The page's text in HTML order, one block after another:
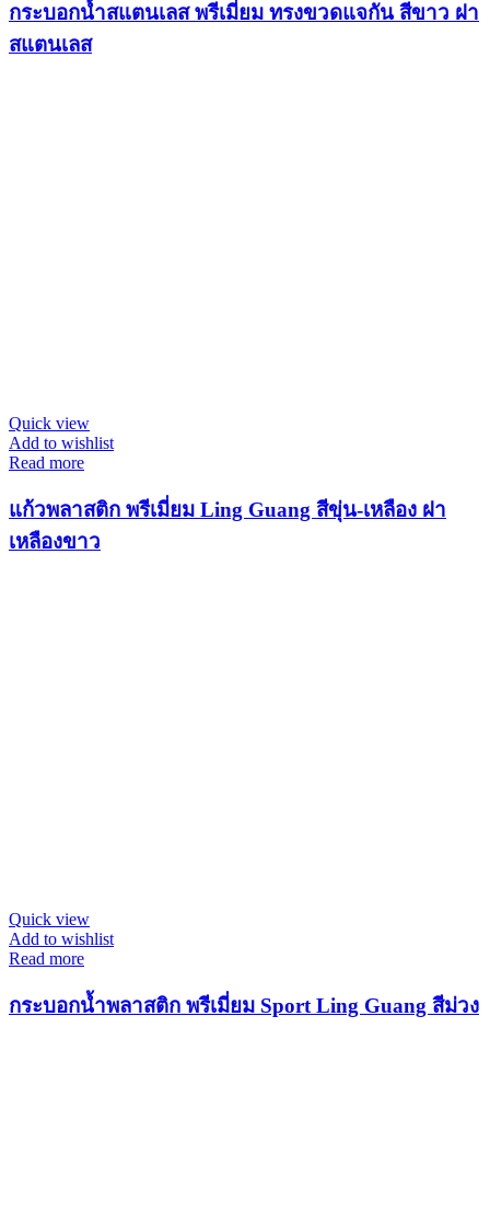
กระบอกน้ำสแตนเลส พรีเมี่ยม ทรงขวดแจกัน สีขาว ฝา
สแตนเลส
Quick view
Add to wishlist
Read more
แก้วพลาสติก พรีเมี่ยม Ling Guang สีขุ่น-เหลือง ฝา
เหลืองขาว
Quick view
Add to wishlist
Read more
กระบอกน้ำพลาสติก พรีเมี่ยม Sport Ling Guang สีม่วง